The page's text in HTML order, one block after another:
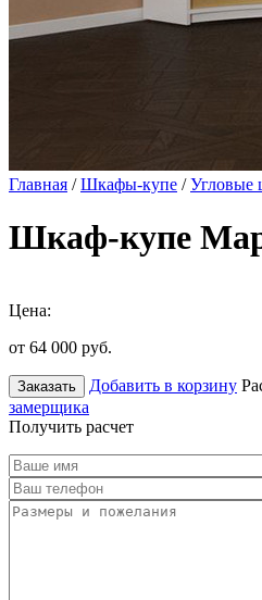
Главная /Шкафы-купе /Угловые
Шкаф-купе
Цена:
от 64 000 руб.
Заказать Добавить в корзину
замерщика
Получить расчет